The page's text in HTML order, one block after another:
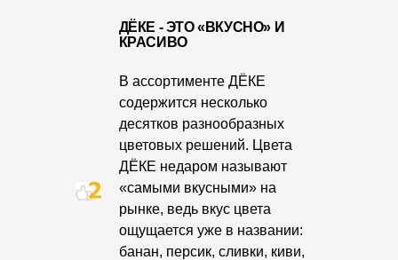
Чердачные лестницы
Документация
Инструкции по монтажу
Технические листы
ДЁКЕ - ЭТО «ВКУСНО» И
КРАСИВО
В ассортименте ДЁКЕ
содержится несколько
десятков разнообразных
цветовых решений. Цвета
ДЁКЕ недаром называют
«самыми вкусными» на
рынке, ведь вкус цвета
ощущается уже в названии:
банан, персик, сливки, киви,